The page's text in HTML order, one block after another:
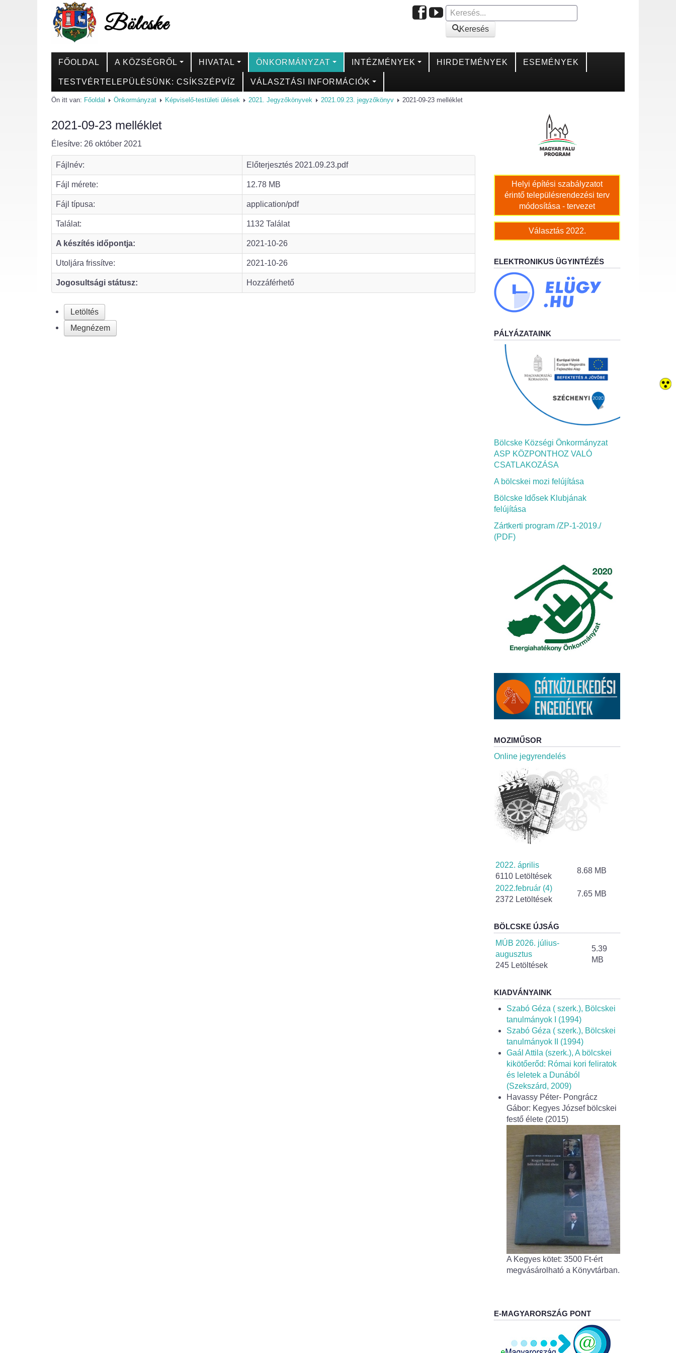
Keresés
FŐOLDAL A KÖZSÉGRŐL HIVATAL ÖNKORMÁNYZAT INTÉZMÉNYEK HIRDETMÉNYEK ESEMÉNYEK
TESTVÉRTELEPÜLÉSÜNK: CSÍKSZÉPVÍZ VÁLASZTÁSI INFORMÁCIÓK
Ön itt van: Főoldal Önkormányzat Képviselő-testületi ülések 2021. Jegyzőkönyvek 2021.09.23. jegyzőkönyv 2021-09-23 melléklet
2021-09-23 melléklet
Élesítve: 26 október 2021
Fájlnév: Előterjesztés 2021.09.23.pdf
Fájl mérete: 12.78 MB
Fájl típusa: application/pdf
Találat: 1132 Találat
A készítés időpontja: 2021-10-26
Utoljára frissítve: 2021-10-26
Jogosultsági státusz: Hozzáférhető
Letöltés
Megnézem
Helyi építési szabályzatot
érintő településrendezési terv
módosítása - tervezet
Választás 2022.
ELEKTRONIKUS ÜGYINTÉZÉS
PÁLYÁZATAINK
Bölcske Községi Önkormányzat
ASP KÖZPONTHOZ VALÓ
CSATLAKOZÁSA
A bölcskei mozi felújítása
Bölcske Idősek Klubjának
felújítása
Zártkerti program /ZP-1-2019./
(PDF)
MOZIMŰSOR
Online jegyrendelés
2022. április
6110 Letöltések
8.68 MB
2022.február (4)
2372 Letöltések
7.65 MB
BÖLCSKE ÚJSÁG
MÚB 2026. július-
augusztus
245 Letöltések
5.39
MB
KIADVÁNYAINK
Szabó Géza ( szerk.), Bölcskei
tanulmányok I (1994)
Szabó Géza ( szerk.), Bölcskei
tanulmányok II (1994)
Gaál Attila (szerk.), A bölcskei
kikötőerőd: Római kori feliratok
és leletek a Dunából
(Szekszárd, 2009)
Havassy Péter- Pongrácz
Gábor: Kegyes József bölcskei
festő élete (2015)
A Kegyes kötet: 3500 Ft-ért
megvásárolható a Könyvtárban.
E-MAGYARORSZÁG PONT